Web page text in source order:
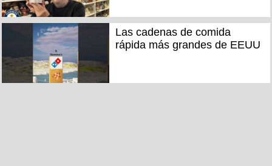
Las cadenas de comida
rápida más grandes de EEUU